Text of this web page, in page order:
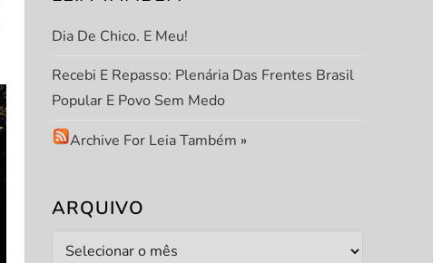
Dia De Chico. E Meu!
Recebi E Repasso: Plenária Das Frentes Brasil
Popular E Povo Sem Medo
Archive For Leia Também »
ARQUIVO
Arquivo